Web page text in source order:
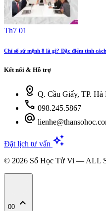
Th7 01
Chỉ số sứ mệnh 8 là gì? Đặc điểm tính
Kết nối & Hỗ trợ
distance Q. Cầu Giấy, TP.
call 098.245.5867
alternate_email
Đặt lịch tư vấn auto_awesome
© 2026 Số Học Tử Vi — ALL
00 expand_less